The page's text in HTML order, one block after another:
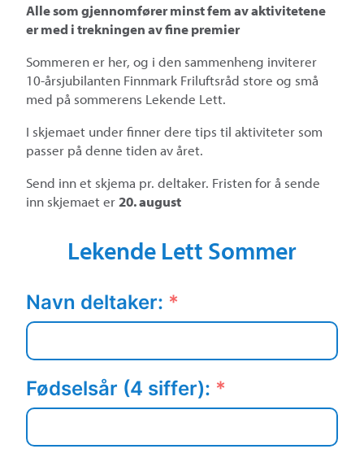
Alle som gjennomfører minst fem av aktivitetene
er med i trekningen av fine premier
Sommeren er her, og i den sammenheng inviterer
10-årsjubilanten Finnmark Friluftsråd store og små
med på sommerens Lekende Lett.
I skjemaet under finner dere tips til aktiviteter som
passer på denne tiden av året.
Send inn et skjema pr. deltaker. Fristen for å sende
inn skjemaet er20. august
Lekende Lett Sommer
Navn deltaker: *
Fødselsår (4 siffer): *